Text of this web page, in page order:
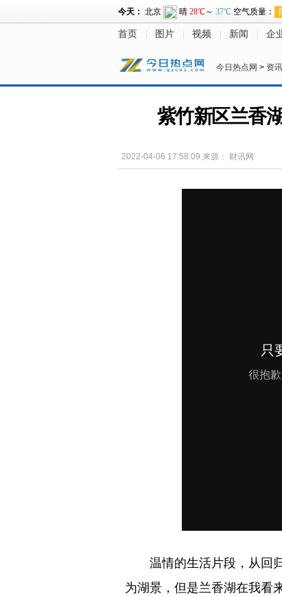
首页 图片 视频 新闻 企
今日热点网 > 资讯
紫竹新区兰香
2022-04-06 17:58:09 来源： 财讯网
温情的生活片段，从回
为湖景，但是兰香湖在我看